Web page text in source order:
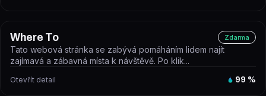
Where To Zdarma
Tato webová stránka se zabývá pomáháním lidem najít
zajímavá a zábavná místa k návštěvě. Po klik...
Otevřít detail 99 %